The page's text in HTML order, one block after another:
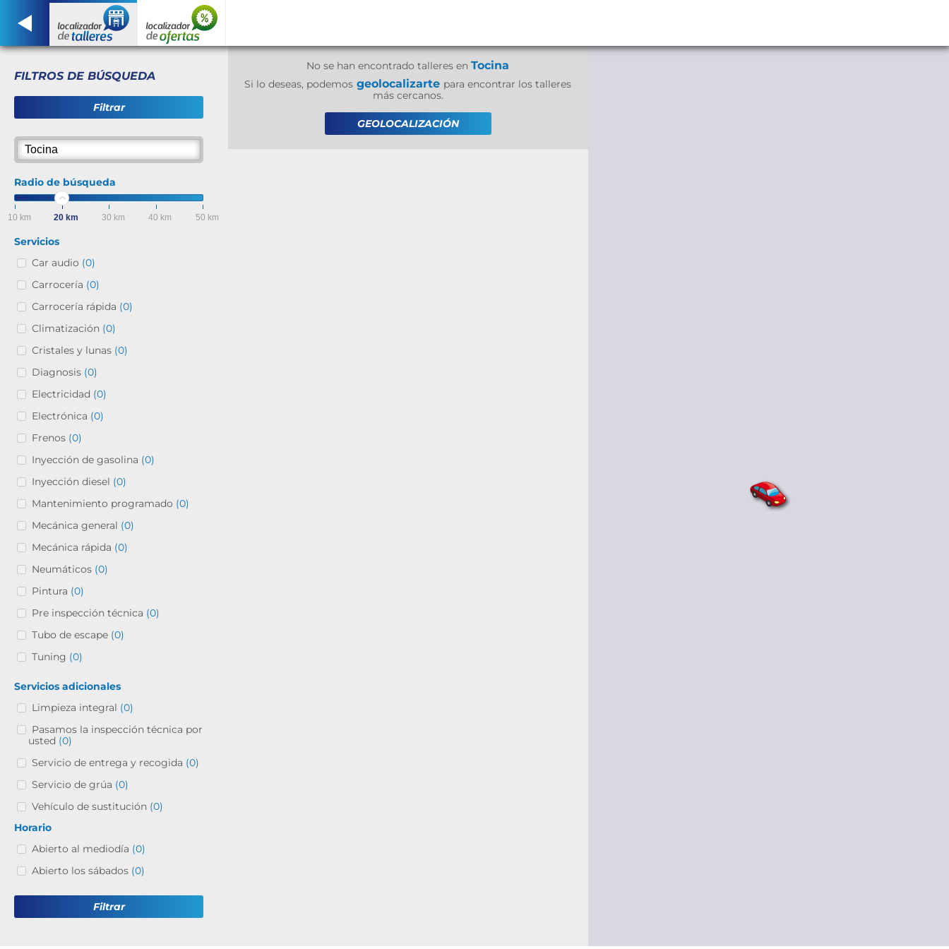
FILTROS DE BÚSQUEDA
Filtrar
Radio de búsqueda
10 km 20 km 30 km 40 km 50 km
Servicios
Car audio (0)
Carrocería (0)
Carrocería rápida (0)
Climatización (0)
Cristales y lunas (0)
Diagnosis (0)
Electricidad (0)
Electrónica (0)
Frenos (0)
Inyección de gasolina (0)
Inyección diesel (0)
Mantenimiento programado (0)
Mecánica general (0)
Mecánica rápida (0)
Neumáticos (0)
Pintura (0)
Pre inspección técnica (0)
Tubo de escape (0)
Tuning (0)
Servicios adicionales
Limpieza integral (0)
Pasamos la inspección técnica por
usted (0)
Servicio de entrega y recogida (0)
Servicio de grúa (0)
Vehículo de sustitución (0)
Horario
Abierto al mediodía (0)
Abierto los sábados (0)
Filtrar
No se han encontrado talleres enTocina
Si lo deseas, podemos geolocalizarte para encontrar los talleres
más cercanos.
GEOLOCALIZACIÓN